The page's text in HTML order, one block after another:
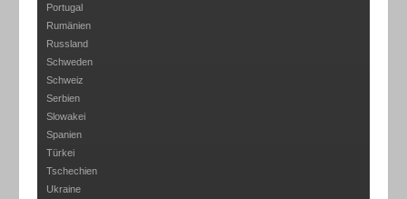
Portugal
Rumänien
Russland
Schweden
Schweiz
Serbien
Slowakei
Spanien
Türkei
Tschechien
Ukraine